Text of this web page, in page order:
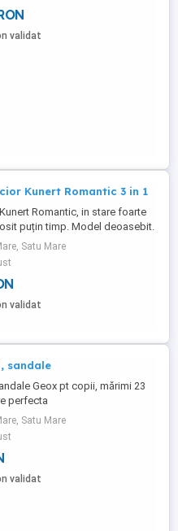
un KIT LEGO! Greutate
3.25kg Masina a fost
validat
Kunert Romantic 3 in 1
Romantic, in stare foarte
puțin timp. Model deoasebit.
o buna amortizare a
Satu Mare
validat
sandale
Geox pt copii, mărimi 23
perfecta
Satu Mare
validat